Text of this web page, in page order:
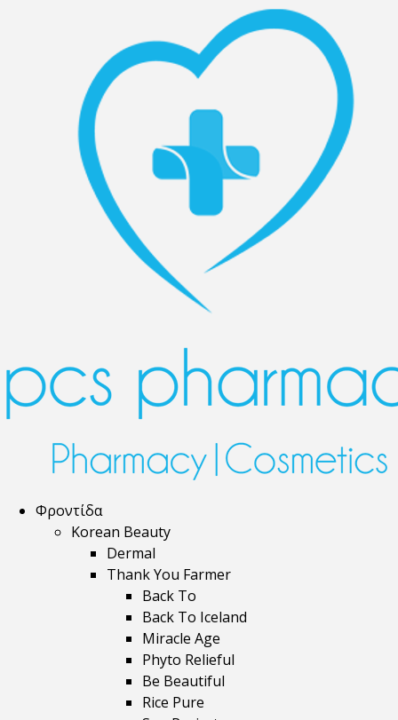
Φροντίδα
Korean Beauty
Dermal
Thank You Farmer
Back To
Back To Iceland
Miracle Age
Phyto Relieful
Be Beautiful
Rice Pure